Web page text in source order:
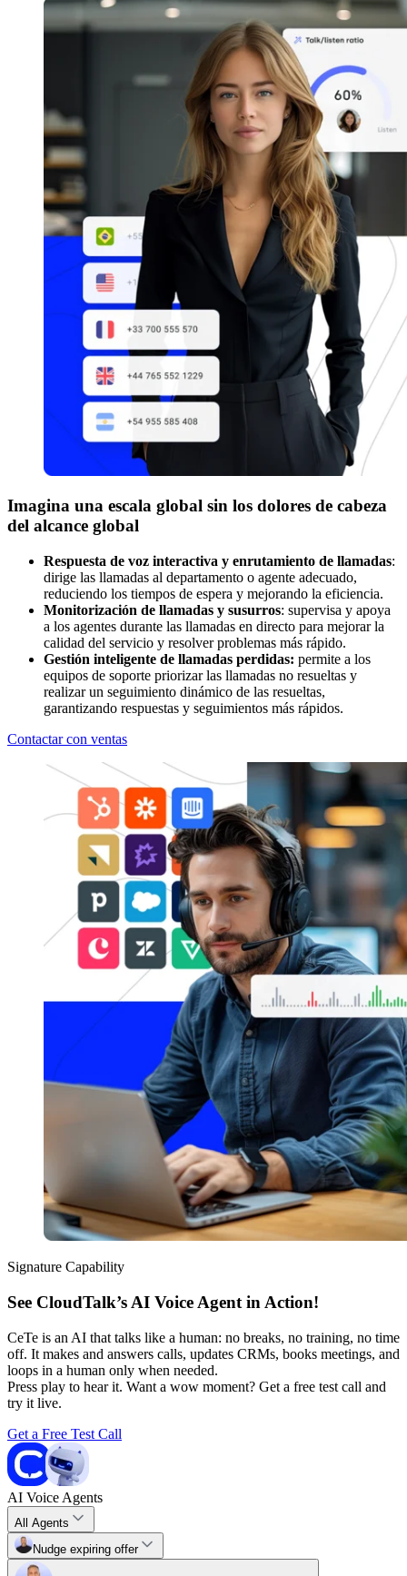
Imagina una escala global sin los dolores de cabeza
del alcance global
Respuesta de voz interactiva y enrutamiento de llamadas:
dirige las llamadas al departamento o agente adecuado,
reduciendo los tiempos de espera y mejorando la eficiencia.
Monitorización de llamadas y susurros: supervisa y apoya
a los agentes durante las llamadas en directo para mejorar la
calidad del servicio y resolver problemas más rápido.
Gestión inteligente de llamadas perdidas: permite a los
equipos de soporte priorizar las llamadas no resueltas y
realizar un seguimiento dinámico de las resueltas,
garantizando respuestas y seguimientos más rápidos.
Contactar con ventas
Signature Capability
See CloudTalk’s AI Voice Agent in Action!
CeTe is an AI that talks like a human: no breaks, no training, no time
off. It makes and answers calls, updates CRMs, books meetings, and
loops in a human only when needed.
Press play to hear it. Want a wow moment? Get a free test call and
try it live.
Get a Free Test Call
AI Voice Agents
All Agents
Nudge expiring offer